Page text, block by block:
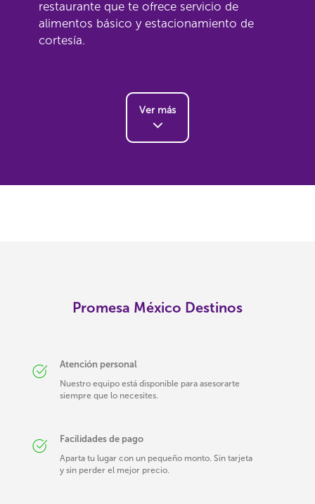
restaurante que te ofrece servicio de
alimentos básico y estacionamiento de
cortesía.
Ver más
Promesa México Destinos
Atención personal
Nuestro equipo está disponible para asesorarte
siempre que lo necesites.
Facilidades de pago
Aparta tu lugar con un pequeño monto. Sin tarjeta
y sin perder el mejor precio.